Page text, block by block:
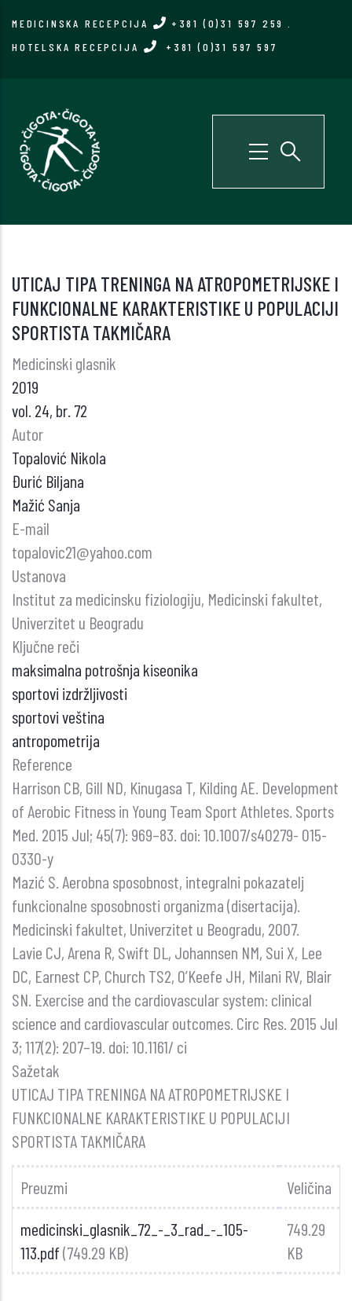
MEDICINSKA RECEPCIJA +381 (0)31 597 259
HOTELSKA RECEPCIJA
+381 (0)31 597 597
UTICAJ TIPA TRENINGA NA ATROPOMETRIJSKE I
FUNKCIONALNE KARAKTERISTIKE U POPULACIJI
SPORTISTA TAKMIČARA
Medicinski glasnik
2019
vol. 24, br. 72
Autor
Topalović Nikola
Đurić Biljana
Mažić Sanja
E-mail
topalovic21@yahoo.com
Ustanova
Institut za medicinsku fiziologiju, Medicinski fakultet,
Univerzitet u Beogradu
Ključne reči
maksimalna potrošnja kiseonika
sportovi izdržljivosti
sportovi veština
antropometrija
Reference
Harrison CB, Gill ND, Kinugasa T, Kilding AE. Development
of Aerobic Fitness in Young Team Sport Athletes. Sports
Med. 2015 Jul; 45(7): 969–83. doi: 10.1007/s40279- 015-
0330-y
Mazić S. Aerobna sposobnost, integralni pokazatelj
funkcionalne sposobnosti organizma (disertacija).
Medicinski fakultet, Univerzitet u Beogradu, 2007.
Lavie CJ, Arena R, Swift DL, Johannsen NM, Sui X, Lee
DC, Earnest CP, Church TS2, O’Keefe JH, Milani RV, Blair
SN. Exercise and the cardiovascular system: clinical
science and cardiovascular outcomes. Circ Res. 2015 Jul
3; 117(2): 207–19. doi: 10.1161/ ci
Sažetak
UTICAJ TIPA TRENINGA NA ATROPOMETRIJSKE I
FUNKCIONALNE KARAKTERISTIKE U POPULACIJI
SPORTISTA TAKMIČARA
Preuzmi Veličina
medicinski_glasnik_72_-_3_rad_-_105-
113.pdf(749.29 KB)
749.29
KB